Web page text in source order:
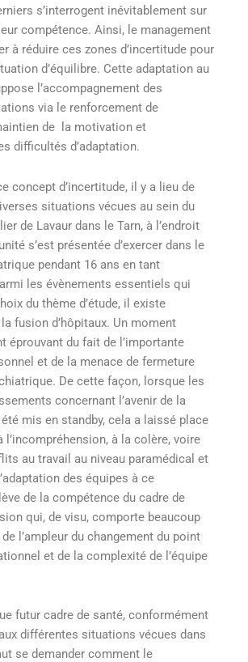
s’interrogent inévitablement sur
compétence. Ainsi, le management
à réduire ces zones d’incertitude pour
d’équilibre. Cette adaptation au
l’accompagnement des
via le renforcement de
de la motivation et
difficultés d’adaptation.
concept d’incertitude, il y a lieu de
situations vécues au sein du
de Lavaur dans le Tarn, à l’endroit
s’est présentée d’exercer dans le
pendant 16 ans en tant
les évènements essentiels qui
du thème d’étude, il existe
fusion d’hôpitaux. Un moment
éprouvant du fait de l’importante
et de la menace de fermeture
De cette façon, lorsque les
concernant l’avenir de la
mis en standby, cela a laissé place
l’incompréhension, à la colère, voire
au travail au niveau paramédical et
des équipes à ce
de la compétence du cadre de
qui, de visu, comporte beaucoup
l’ampleur du changement du point
et de la complexité de l’équipe
futur cadre de santé, conformément
différentes situations vécues dans
se demander comment le